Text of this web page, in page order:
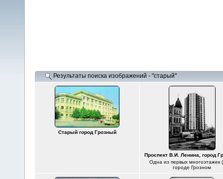
Результаты поиска изображений - "старый"
Старый город Грозный
Проспект В.И. Ленина, город
Одна из первых многоэтажек
городе Грозном